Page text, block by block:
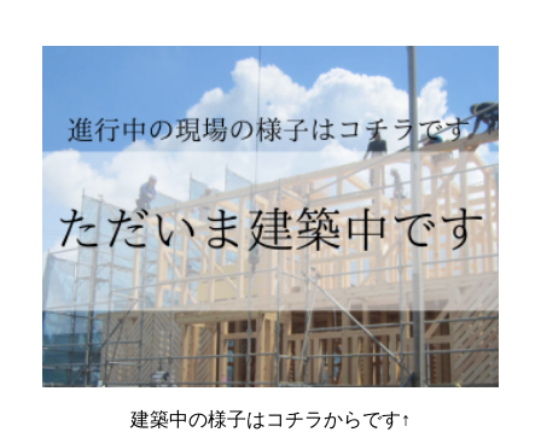
建築中の様子はコチラからです↑